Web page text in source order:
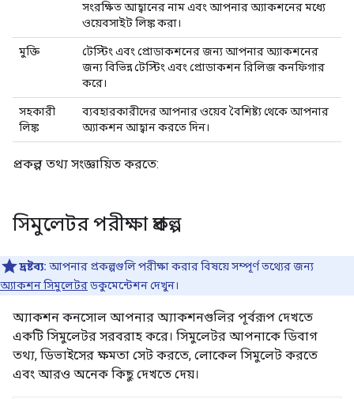
সংরক্ষিত আহ্বানের নাম এবং আপনার অ্যাকশনের মধ্যে
ওয়েবসাইট লিঙ্ক করা।
মুক্তি
টেস্টিং এবং প্রোডাকশনের জন্য আপনার অ্যাকশনের
জন্য বিভিন্ন টেস্টিং এবং প্রোডাকশন রিলিজ কনফিগার
করে।
সহকারী
লিঙ্ক
ব্যবহারকারীদের আপনার ওয়েব বৈশিষ্ট্য থেকে আপনার
অ্যাকশন আহ্বান করতে দিন।
প্রকল্প তথ্য সংজ্ঞায়িত করতে:
সিমুলেটর পরীক্ষা প্রকল্প
দ্রষ্টব্য: আপনার প্রকল্পগুলি পরীক্ষা করার বিষয়ে সম্পূর্ণ তথ্যের জন্য
অ্যাকশন সিমুলেটরডকুমেন্টেশন দেখুন।
অ্যাকশন কনসোল আপনার অ্যাকশনগুলির পূর্বরূপ দেখতে
একটি সিমুলেটর সরবরাহ করে। সিমুলেটর আপনাকে ডিবাগ
তথ্য, ডিভাইসের ক্ষমতা সেট করতে, লোকেল সিমুলেট করতে
এবং আরও অনেক কিছু দেখতে দেয়।